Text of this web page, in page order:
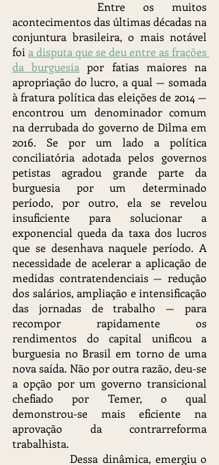
acontecimentos das últimas décadas na
conjuntura brasileira, o mais notável
foi a disputa que se deu entre as frações
da burguesia por fatias maiores na
apropriação do lucro, a qual — somada
à fratura política das eleições de 2014 —
encontrou um denominador comum
na derrubada do governo de Dilma em
2016. Se por um lado a política
conciliatória adotada pelos governos
petistas agradou grande parte da
burguesia por um determinado
período, por outro, ela se revelou
insuficiente para solucionar a
exponencial queda da taxa dos lucros
que se desenhava naquele período. A
necessidade de acelerar a aplicação de
medidas contratendenciais — redução
dos salários, ampliação e intensificação
das jornadas de trabalho — para
recompor rapidamente os
rendimentos do capital unificou a
burguesia no Brasil em torno de uma
nova saída. Não por outra razão, deu-se
a opção por um governo transicional
chefiado por Temer, o qual
demonstrou-se mais eficiente na
aprovação da contrarreforma
trabalhista.